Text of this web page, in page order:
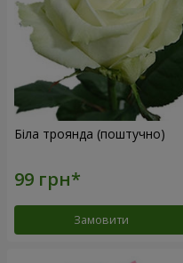
Біла троянда (поштучно)
Замовити